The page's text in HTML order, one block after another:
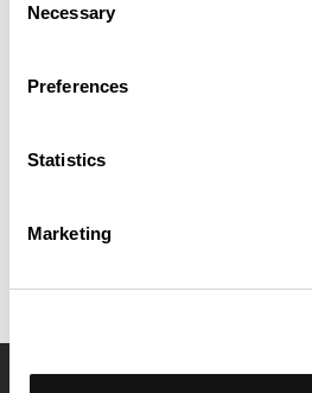
Selection
Necessary
Preferences
Statistics
Marketing
Resumen
Waben. Calcula unas 3 horas y 59
Fecha de creación del recorrido: 4 de